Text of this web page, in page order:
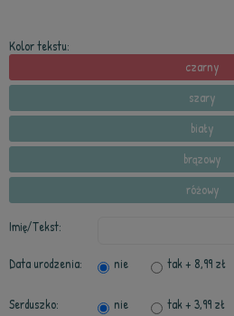
Kolor tekstu:
czarny
szary
biały
brązowy
różowy
Imię/Tekst:
Data urodzenia: nie tak+ 8,99 zł
Serduszko: nie tak+ 3,99 zł